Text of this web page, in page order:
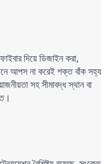
দিয়ে ডিজাইন করা,
আপস না করেই শক্ত বাঁক সহ্য
সহ সীমাবদ্ধ স্থান বা